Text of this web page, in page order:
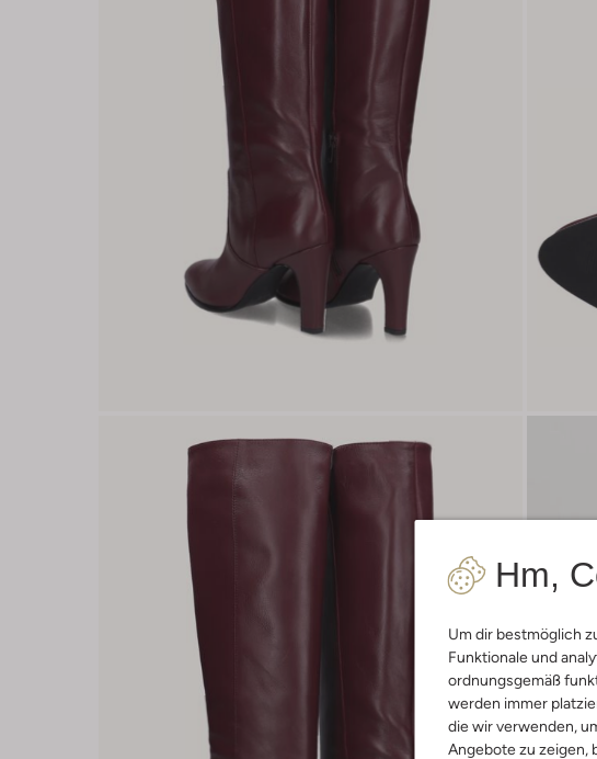
Hm,
Um dir bestmöglich
Funktionale und
ordnungsgemäß
werden immer
die wir verwenden,
Angebote zu zeigen,